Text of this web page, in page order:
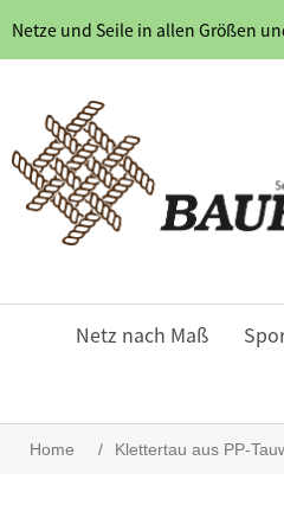
Netze und Seile in allen Größen
Netz nach Maß
Home / Klettertau aus PP-